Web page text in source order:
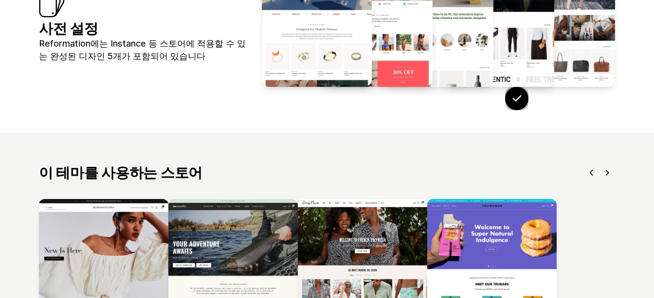
사전 설정
Reformation에는 Instance 등 스토어에 적용할 수 있
는 완성된 디자인 5개가 포함되어 있습니다
이 테마를 사용하는 스토어